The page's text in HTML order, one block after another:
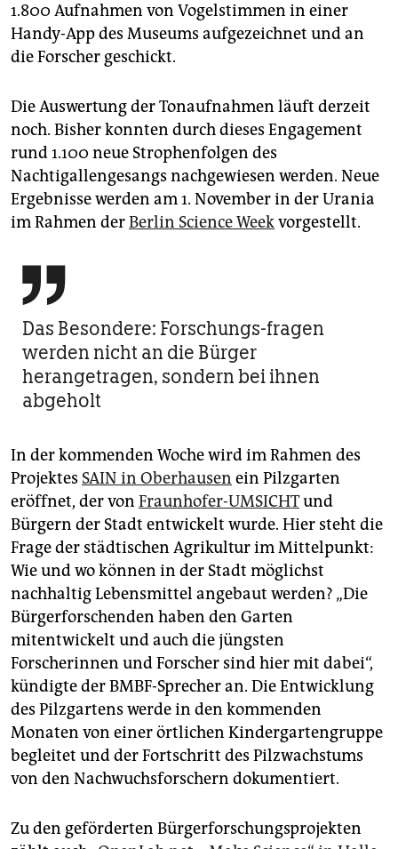
1.800 Aufnahmen von Vogelstimmen in einer
Handy-App des Museums aufgezeichnet und an
die Forscher geschickt.
Die Auswertung der Tonaufnahmen läuft derzeit
noch. Bisher konnten durch dieses Engagement
rund 1.100 neue Strophenfolgen des
Nachtigallengesangs nachgewiesen werden. Neue
Ergebnisse werden am 1. November in der Urania
im Rahmen derBerlin Science Weekvorgestellt.

Das Besondere: Forschungs-fragen
werden nicht an die Bürger
herangetragen, sondern bei ihnen
abgeholt
In der kommenden Woche wird im Rahmen des
Projektes SAIN in Oberhausen ein Pilzgarten
eröffnet, der von Fraunhofer-UMSICHTund
Bürgern der Stadt entwickelt wurde. Hier steht die
Frage der städtischen Agrikultur im Mittelpunkt:
Wie und wo können in der Stadt möglichst
nachhaltig Lebensmittel angebaut werden? „Die
Bürgerforschenden haben den Garten
mitentwickelt und auch die jüngsten
Forscherinnen und Forscher sind hier mit dabei“,
kündigte der BMBF-Sprecher an. Die Entwicklung
des Pilzgartens werde in den kommenden
Monaten von einer örtlichen Kindergartengruppe
begleitet und der Fortschritt des Pilzwachstums
von den Nachwuchsforschern dokumentiert.
Zu den geförderten Bürgerforschungsprojekten